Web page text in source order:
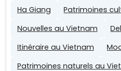
Ha Giang
Patrimoines
Nouvelles au Vietnam
Itinéraire au Vietnam
Patrimoines naturels au